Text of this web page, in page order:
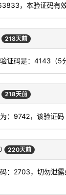
，本验证码有
218天前
验证码是：4143（
218天前
：9742，该验证
220天前
码：2703，切勿泄